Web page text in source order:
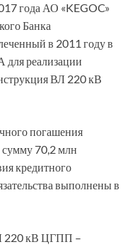
года АО «KEGOC»
Банка
в 2011 году в
реализации
ВЛ 220 кВ
погашения
сумму 70,2 млн
кредитного
выполнены в
220 кВ ЦГПП –